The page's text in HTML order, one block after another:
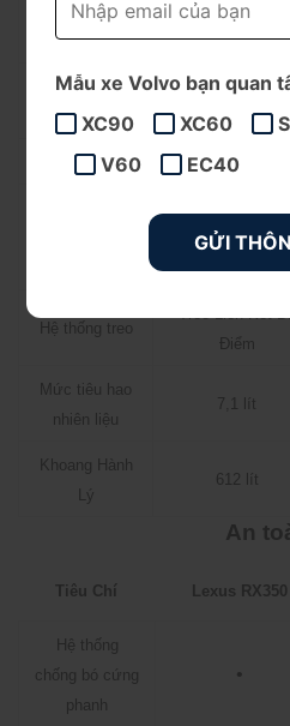
Dẫn động
Dẫn động 4 bánh
toàn thời gian
Thời gian tăng
tốc 0-100 km/h
Hộp Số 8 AT
Sport / Custom
Hệ thống treo
Điểm
Mức tiêu hao
nhiên liệu
7,1 lít
Khoang Hành
Lý
612 lít
An
Tiêu Chí Lexus RX350
Hệ thống
chống bó cứng
phanh
•
Mẫu xe Volvo bạn quan
XC90
XC60
V60
EC40